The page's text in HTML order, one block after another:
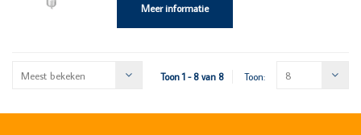
Meer informatie
Meest bekeken Toon 1 - 8 van 8 Toon: 8